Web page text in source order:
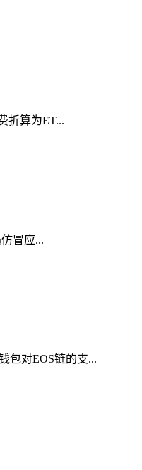
折算为ET...
冒应...
包对EOS链的支...